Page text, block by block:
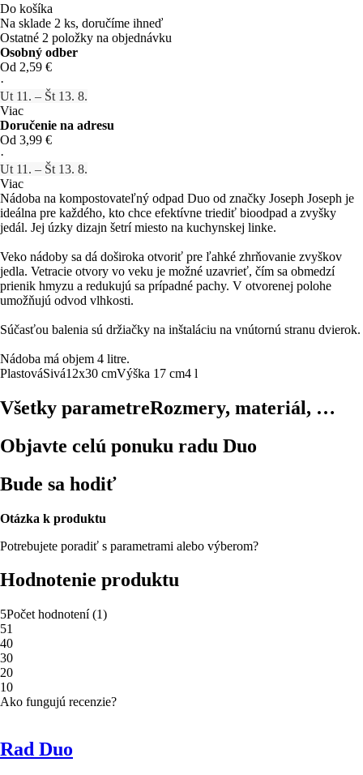
Do košíka
Na sklade 2 ks, doručíme ihneď
Ostatné 2 položky na objednávku
Osobný odber
Od 2,59 €
·
Ut 11. – Št 13. 8.
Viac
Doručenie na adresu
Od 3,99 €
·
Ut 11. – Št 13. 8.
Viac
Nádoba na kompostovateľný odpad Duo od značky Joseph Joseph je
ideálna pre každého, kto chce efektívne triediť bioodpad a zvyšky
jedál. Jej úzky dizajn šetrí miesto na kuchynskej linke.
Veko nádoby sa dá doširoka otvoriť pre ľahké zhrňovanie zvyškov
jedla. Vetracie otvory vo veku je možné uzavrieť, čím sa obmedzí
prienik hmyzu a redukujú sa prípadné pachy. V otvorenej polohe
umožňujú odvod vlhkosti.
Súčasťou balenia sú držiačky na inštaláciu na vnútornú stranu dvierok.
Nádoba má objem 4 litre.
PlastováSivá12x30 cmVýška 17 cm4 l
Všetky parametreRozmery, materiál, …
Objavte celú ponuku radu Duo
Bude sa hodiť
Otázka k produktu
Potrebujete poradiť s parametrami alebo výberom?
Hodnotenie produktu
5Počet hodnotení(1)
51
40
30
20
10
Ako fungujú recenzie?
Rad Duo